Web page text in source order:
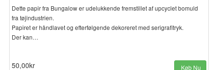
Dette papir fra Bungalow er udelukkende fremstillet af upcyclet bomuld
fra tøjindustrien.
Papiret er håndlavet og efterfølgende dekoreret med serigrafitryk.
Der kan…
50,00kr Køb Nu